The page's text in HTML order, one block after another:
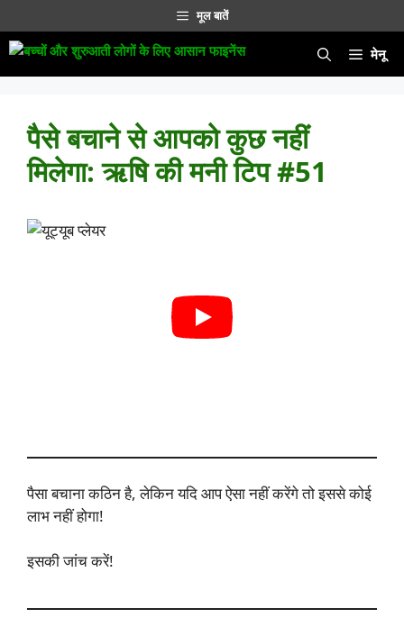
पर
जाएं
मूल बातें
मेनू
पैसे बचाने से आपको कुछ नहीं
मिलेगा: ऋषि की मनी टिप #51
पैसा बचाना कठिन है, लेकिन यदि आप ऐसा नहीं करेंगे तो इससे कोई
लाभ नहीं होगा!
इसकी जांच करें!